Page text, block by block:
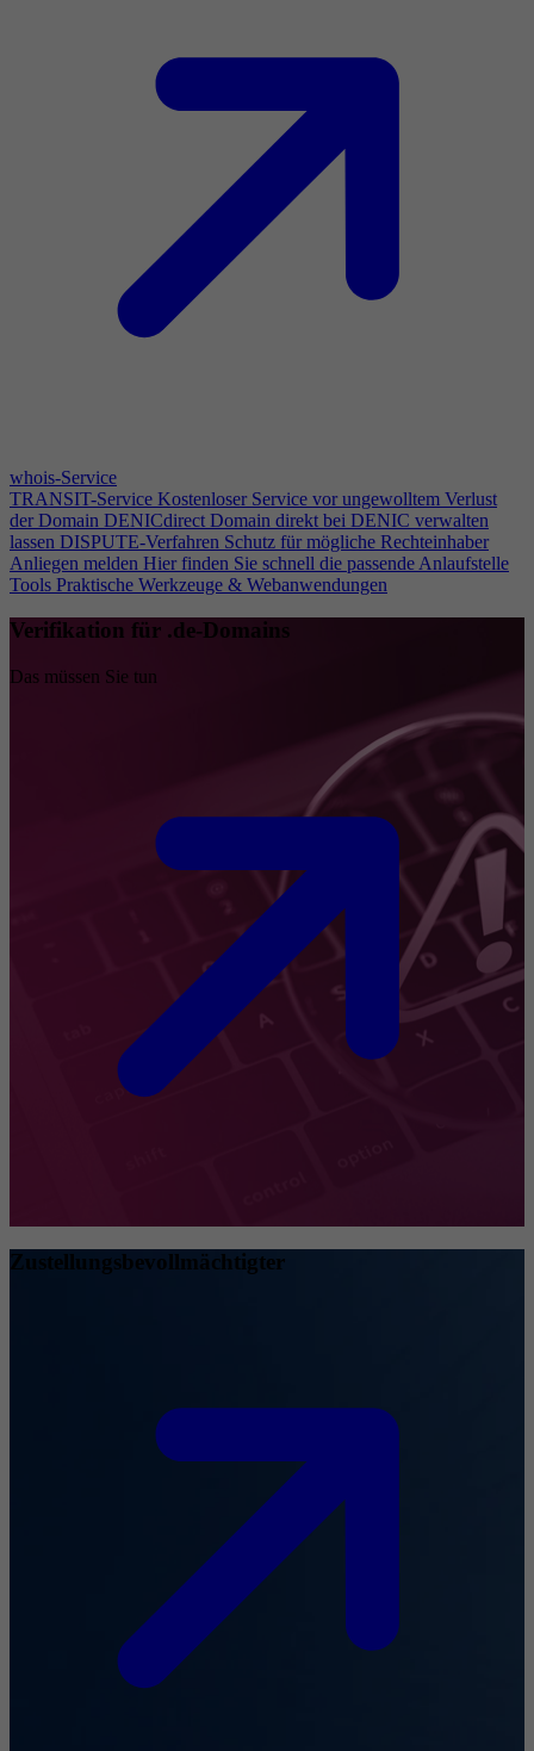
whois-Service
TRANSIT-Service Kostenloser Service vor ungewolltem Verlust
der Domain DENICdirect Domain direkt bei DENIC verwalten
lassen DISPUTE-Verfahren Schutz für mögliche Rechteinhaber
Anliegen melden Hier finden Sie schnell die passende Anlaufstelle
Tools Praktische Werkzeuge & Webanwendungen
Verifikation für .de-Domains
Das müssen Sie tun
Zustellungsbevollmächtigter